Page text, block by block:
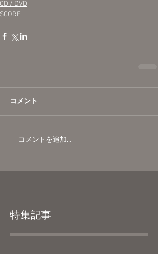
CD / DVD
SCORE
コメント
コメントを追加…
特集記事